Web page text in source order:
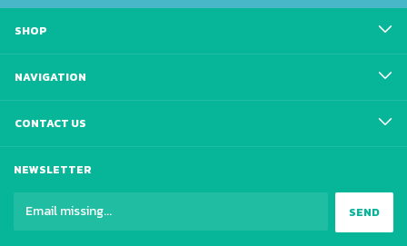
SHOP
NAVIGATION
CONTACT US
NEWSLETTER